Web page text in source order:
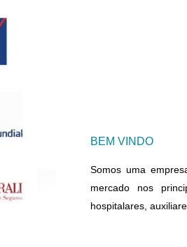
BEM VINDO
Somos uma
mercado nos
hospitalares,